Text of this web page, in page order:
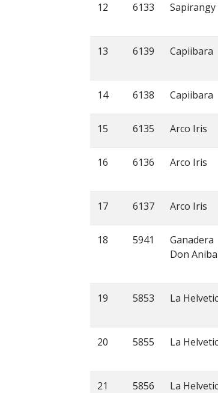
12 6133 Sapirangy
13 6139 Capiibara
14 6138 Capiibara
15 6135 Arco Iris
16 6136 Arco Iris
17 6137 Arco Iris
18 5941
Ganadera
Don
19 5853 La
20 5855 La
21 5856 La